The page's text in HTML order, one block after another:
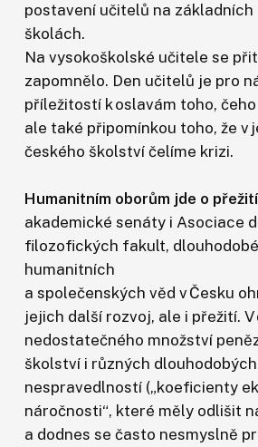
postavení učitelů na
školách.
Na vysokoškolské učitele se
zapomnělo. Den učitelů je pro
příležitostí k oslavám toho,
ale také připomínkou toho, že v
českého školství čelíme krizi.
Humanitním oborům jde o
akademické senáty i Asociace
filozofických fakult,
humanitních
a společenských věd v Česku
jejich další rozvoj, ale i přežití. V
nedostatečného množství
školství i různých
nespravedlností („koeficienty
náročnosti“, které měly odlišit
a dodnes se často nesmyslně